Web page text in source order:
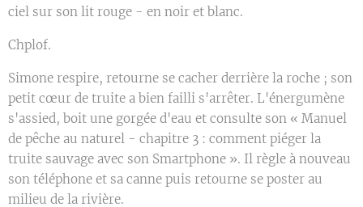
ciel sur son lit rouge - en noir et blanc.
Chplof.
Simone respire, retourne se cacher derrière la roche ; son
petit cœur de truite a bien failli s'arrêter. L'énergumène
s'assied, boit une gorgée d'eau et consulte son « Manuel
de pêche au naturel - chapitre 3 : comment piéger la
truite sauvage avec son Smartphone ». Il règle à nouveau
son téléphone et sa canne puis retourne se poster au
milieu de la rivière.